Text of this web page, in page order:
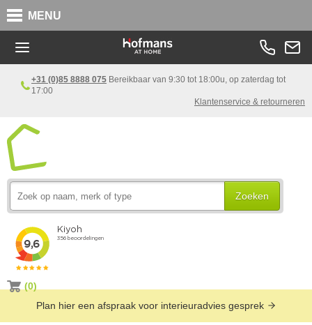
MENU
+31 (0)85 8888 075 Bereikbaar van 9:30 tot 18:00u, op zaterdag tot
17:00
Klantenservice & retourneren
Zoeken
(0)
Plan hier een afspraak voor interieuradvies gesprek